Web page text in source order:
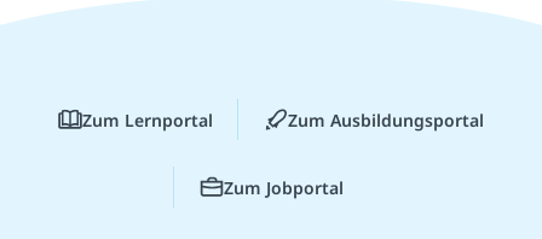
Zum Lernportal Zum Ausbildungsportal
Zum Jobportal